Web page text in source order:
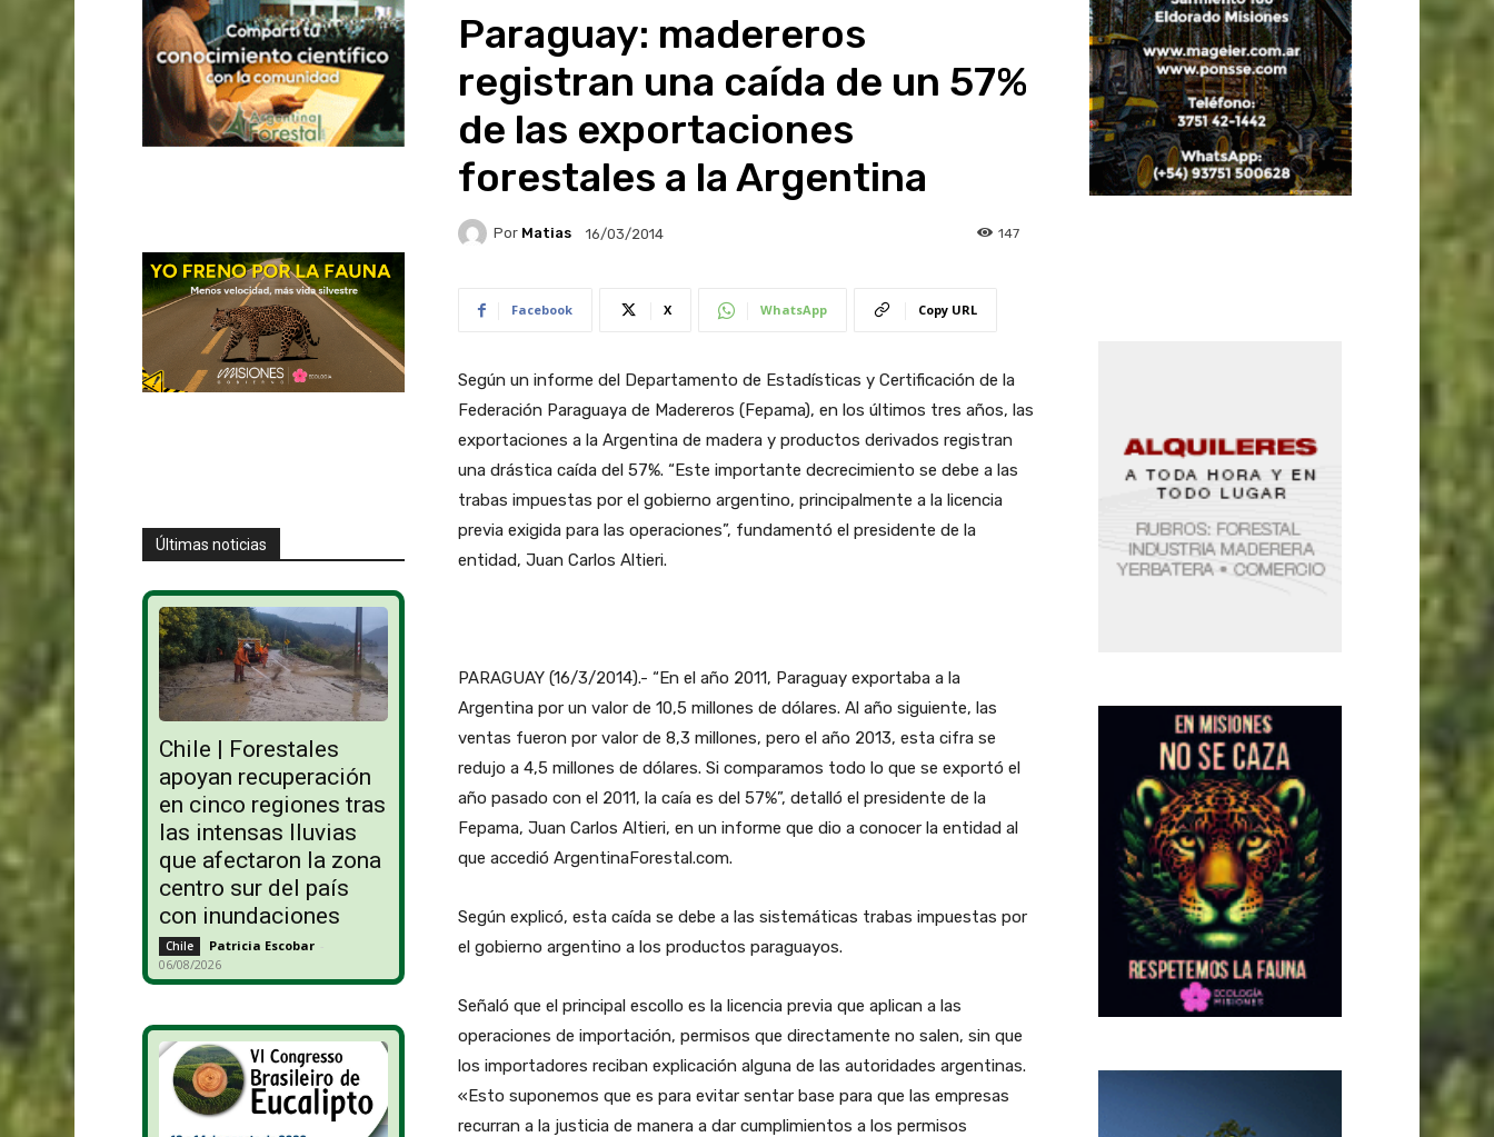
Últimas noticias
Chile | Forestales
apoyan recuperación
en cinco regiones tras
las intensas lluvias
que afectaron la zona
centro sur del país
con inundaciones
Chile Patricia Escobar -
06/08/2026
Paraguay: madereros
registran una caída de un 57%
de las exportaciones
forestales a la Argentina
Por Matias 16/03/2014 147
Facebook X WhatsApp Copy URL
Según un informe del Departamento de Estadísticas y Certificación de la
Federación Paraguaya de Madereros (Fepama), en los últimos tres años, las
exportaciones a la Argentina de madera y productos derivados registran
una drástica caída del 57%. “Este importante decrecimiento se debe a las
trabas impuestas por el gobierno argentino, principalmente a la licencia
previa exigida para las operaciones”, fundamentó el presidente de la
entidad, Juan Carlos Altieri.
PARAGUAY (16/3/2014).- “En el año 2011, Paraguay exportaba a la
Argentina por un valor de 10,5 millones de dólares. Al año siguiente, las
ventas fueron por valor de 8,3 millones, pero el año 2013, esta cifra se
redujo a 4,5 millones de dólares. Si comparamos todo lo que se exportó el
año pasado con el 2011, la caía es del 57%”, detalló el presidente de la
Fepama, Juan Carlos Altieri, en un informe que dio a conocer la entidad al
que accedió ArgentinaForestal.com.
Según explicó, esta caída se debe a las sistemáticas trabas impuestas por
el gobierno argentino a los productos paraguayos.
Señaló que el principal escollo es la licencia previa que aplican a las
operaciones de importación, permisos que directamente no salen, sin que
los importadores reciban explicación alguna de las autoridades argentinas.
«Esto suponemos que es para evitar sentar base para que las empresas
recurran a la justicia de manera a dar cumplimientos a los permisos